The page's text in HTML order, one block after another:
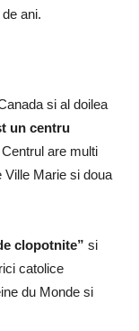
ani.
si al doilea
un centru
Centrul are multi
Ville Marie si doua
clopotnite” ​​si
catolice
du Monde si